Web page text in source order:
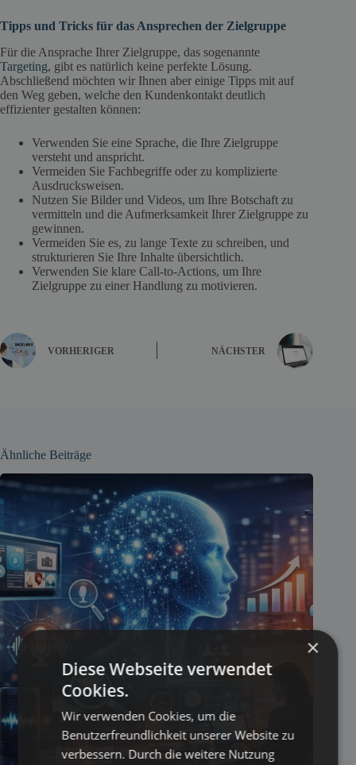
Tipps und Tricks für das Ansprechen der Zielgruppe
Für die Ansprache Ihrer Zielgruppe, das sogenannte
Targeting, gibt es natürlich keine perfekte Lösung.
Abschließend möchten wir Ihnen aber einige Tipps mit auf
den Weg geben, welche den Kundenkontakt deutlich
effizienter gestalten können:
Verwenden Sie eine Sprache, die Ihre Zielgruppe
versteht und anspricht.
Vermeiden Sie Fachbegriffe oder zu komplizierte
Ausdrucksweisen.
Nutzen Sie Bilder und Videos, um Ihre Botschaft zu
vermitteln und die Aufmerksamkeit Ihrer Zielgruppe zu
gewinnen.
Vermeiden Sie es, zu lange Texte zu schreiben, und
strukturieren Sie Ihre Inhalte übersichtlich.
Verwenden Sie klare Call-to-Actions, um Ihre
Zielgruppe zu einer Handlung zu motivieren.
VORHERIGER NÄCHSTER
Ähnliche Beiträge
×
Diese Webseite verwendet
Cookies.
Wir verwenden Cookies, um die
Benutzerfreundlichkeit unserer Website zu
verbessern. Durch die weitere Nutzung